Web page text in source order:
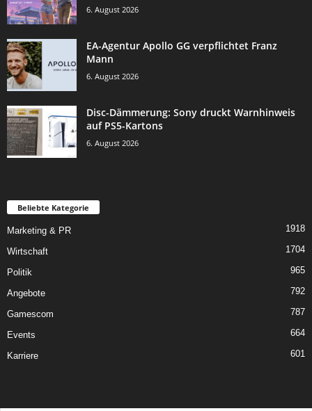
6. August 2026
EA-Agentur Apollo GG verpflichtet Franz
Mann
6. August 2026
Disc-Dämmerung: Sony druckt Warnhinweis
auf PS5-Kartons
6. August 2026
Beliebte Kategorie
Marketing & PR 1918
Wirtschaft 1704
Politik 965
Angebote 792
Gamescom 787
Events 664
Karriere 601